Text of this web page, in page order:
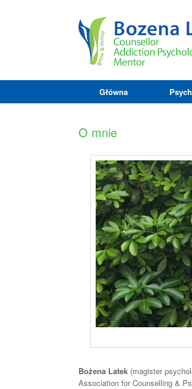
Główna
O mnie
Bożena Latek (magister
Association for Counselling &